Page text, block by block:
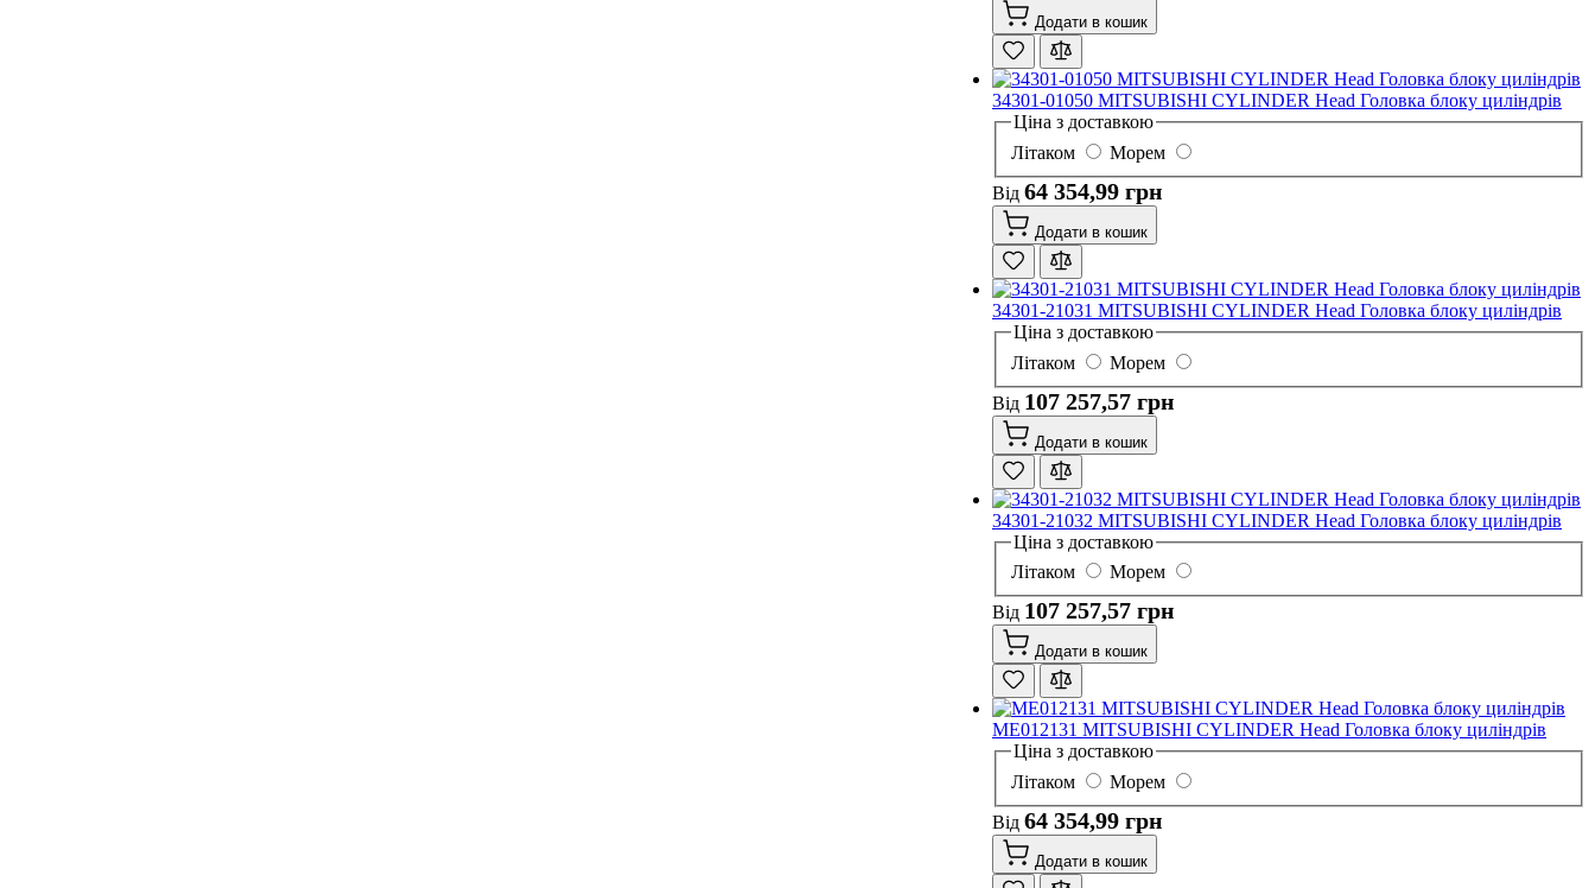
Додати в кошик
34301-01050 MITSUBISHI CYLINDER Head Головка блоку циліндрів
Ціна з доставкою
Літаком
Морем
Від 64 354,99 грн
Додати в кошик
34301-21031 MITSUBISHI CYLINDER Head Головка блоку циліндрів
Ціна з доставкою
Літаком
Морем
Від 107 257,57 грн
Додати в кошик
34301-21032 MITSUBISHI CYLINDER Head Головка блоку циліндрів
Ціна з доставкою
Літаком
Морем
Від 107 257,57 грн
Додати в кошик
ME012131 MITSUBISHI CYLINDER Head Головка блоку циліндрів
Ціна з доставкою
Літаком
Морем
Від 64 354,99 грн
Додати в кошик